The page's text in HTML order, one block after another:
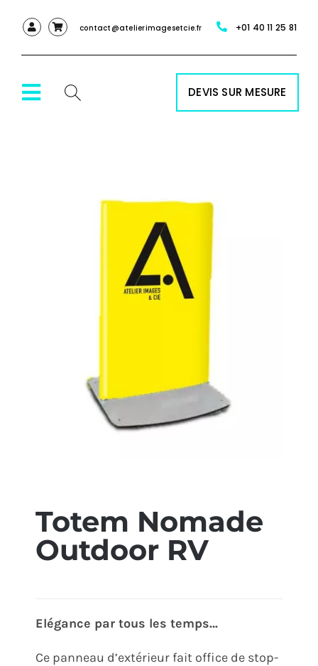
contact@atelierimagesetcie.fr +01 40 11 25 81
Toggle
NOS SERVICES
DEVIS SUR MESURE
Totem Nomade
Outdoor RV
Elégance par tous les temps…
Ce panneau d’extérieur fait office de stop-